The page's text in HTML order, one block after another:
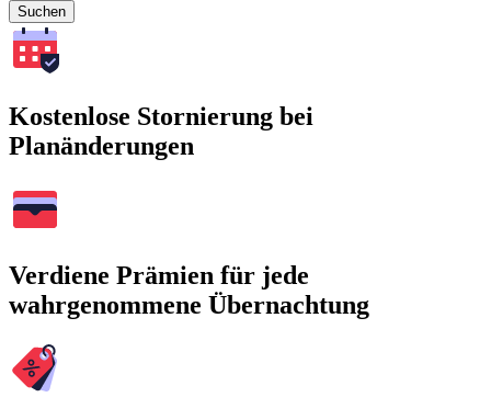
Suchen
Kostenlose Stornierung bei
Planänderungen
Verdiene Prämien für jede
wahrgenommene Übernachtung